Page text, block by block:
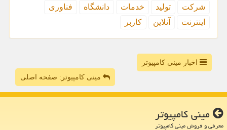
شركت تولید خدمات دانشگاه
فناوری
اینترنت
آنلاین كاربر
اخبار مینی کامپیوتر
مینی کامپیوتر: صفحه اصلی
مینی كامپیوتر
معرفی و فروش مینی کامپیوتر